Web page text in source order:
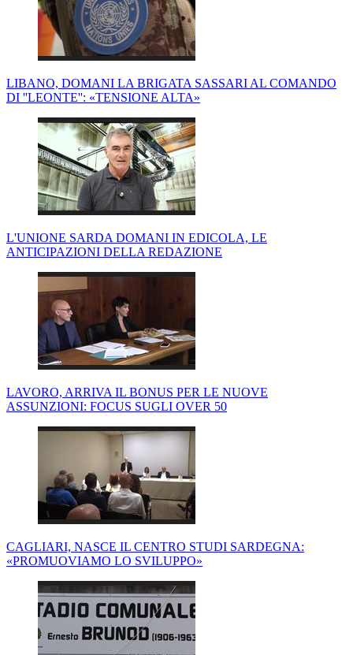
LIBANO, DOMANI LA BRIGATA SASSARI AL COMANDO
DI ''LEONTE'': «TENSIONE ALTA»
L'UNIONE SARDA DOMANI IN EDICOLA, LE
ANTICIPAZIONI DELLA REDAZIONE
LAVORO, ARRIVA IL BONUS PER LE NUOVE
ASSUNZIONI: FOCUS SUGLI OVER 50
CAGLIARI, NASCE IL CENTRO STUDI SARDEGNA:
«PROMUOVIAMO LO SVILUPPO»